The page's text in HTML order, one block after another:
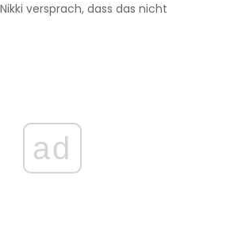
versprach, dass das nicht
ad